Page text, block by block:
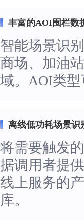
丰富的AOI围栏数
智能场景识
商场、加油
域。AOI类
离线低功耗场景识
将需要触发
据调用者提
线上服务的
库。